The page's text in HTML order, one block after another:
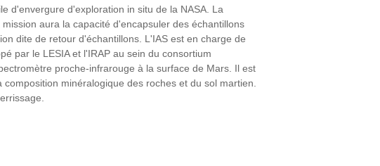
d'envergure d'exploration in situ de la NASA. La
aura la capacité d'encapsuler des échantillons
dite de retour d'échantillons. L'IAS est en charge de
par le LESIA et l'IRAP au sein du consortium
proche-infrarouge à la surface de Mars. Il est
minéralogique des roches et du sol martien.